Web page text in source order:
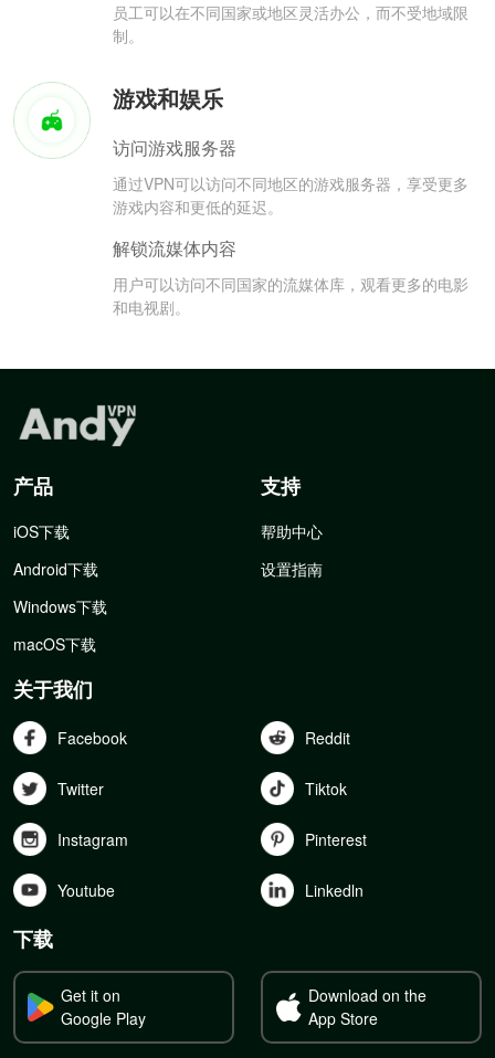
员工可以在不同国家或地区灵活办公，而不受地域限
制。
游戏和娱乐
访问游戏服务器
通过VPN可以访问不同地区的游戏服务器，享受更多
游戏内容和更低的延迟。
解锁流媒体内容
用户可以访问不同国家的流媒体库，观看更多的电影
和电视剧。
产品
iOS下载
Android下载
Windows下载
macOS下载
支持
帮助中心
设置指南
关于我们
Facebook Reddit
Twitter Tiktok
Instagram Pinterest
Youtube Linkedln
下载
Get it on
Google Play
Download on the
App Store